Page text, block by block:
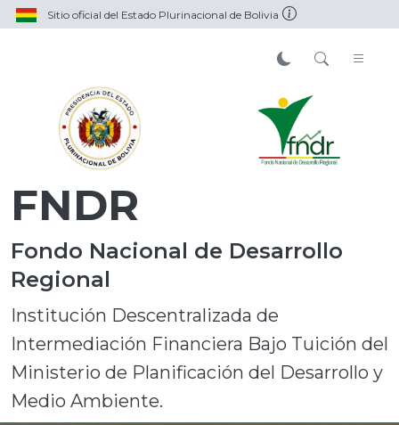
Sitio oficial del Estado Plurinacional de Bolivia
FNDR
Fondo Nacional de Desarrollo
Regional
Institución Descentralizada de
Intermediación Financiera Bajo Tuición del
Ministerio de Planificación del Desarrollo y
Medio Ambiente.